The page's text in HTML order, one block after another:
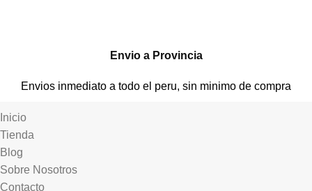
Envio a Provincia
Envios inmediato a todo el peru, sin minimo de compra
Inicio
Tienda
Blog
Sobre Nosotros
Contacto